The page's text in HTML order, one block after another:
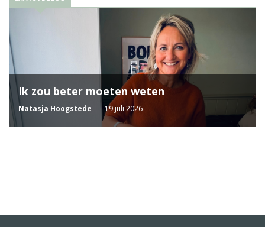
Ik zou beter moeten weten
Natasja Hoogstede 19 juli 2026